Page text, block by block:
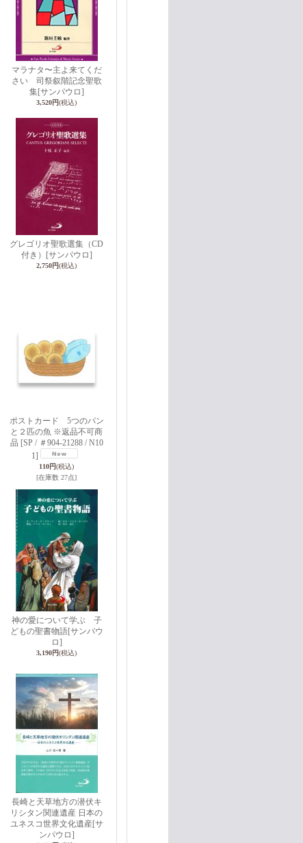
マラナタ〜主よ来てくだ
さい 司祭叙階記念聖歌
集[サンパウロ]
3,520円(税込)
グレゴリオ聖歌選集（CD
付き）
[サンパウロ]
2,750円(税込)
ポストカード 5つのパン
と２匹の魚 ※返品不可商
品 [SP / ＃904-21288 / N10
1]
110円(税込)
[在庫数 27点]
神の愛について学ぶ 子
どもの聖書物語[サンパウ
ロ]
3,190円(税込)
長崎と天草地方の潜伏キ
リシタン関連遺産 日本の
ユネスコ世界文化遺産[サ
ンパウロ]